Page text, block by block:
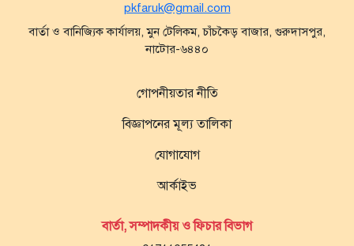
pkfaruk@gmail.com
বার্তা ও বানিজ্যিক কার্যালয়, মুন টেলিকম, চাঁচকৈড় বাজার, গুরুদাসপুর,
নাটোর-৬৪৪০
গোপনীয়তার নীতি
বিজ্ঞাপনের মূল্য তালিকা
যোগাযোগ
আর্কাইভ
বার্তা, সম্পাদকীয় ও ফিচার বিভাগ